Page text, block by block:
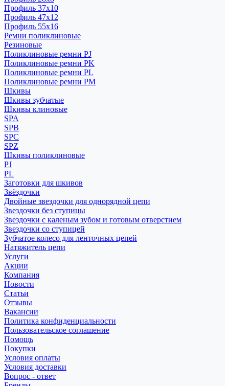
Профиль 37x10
Профиль 47x12
Профиль 55x16
Ремни поликлиновые
Резиновые
Поликлиновые ремни PJ
Поликлиновые ремни PK
Поликлиновые ремни PL
Поликлиновые ремни PM
Шкивы
Шкивы зубчатые
Шкивы клиновые
SPA
SPB
SPC
SPZ
Шкивы поликлиновые
PJ
PL
Заготовки для шкивов
Звёздочки
Двойные звездочки для однорядной цепи
Звездочки без ступицы
Звездочки с каленым зубом и готовым отверстием
Звездочки со ступицей
Зубчатое колесо для ленточных цепей
Натяжитель цепи
Услуги
Акции
Компания
Новости
Статьи
Отзывы
Вакансии
Политика конфиденциальности
Пользовательское соглашение
Помощь
Покупки
Условия оплаты
Условия доставки
Вопрос - ответ